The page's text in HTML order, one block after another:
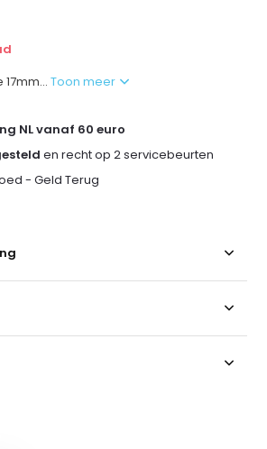
17mm...Toon meer
NL vanaf 60 euro
en recht op 2 servicebeurten
- Geld Terug